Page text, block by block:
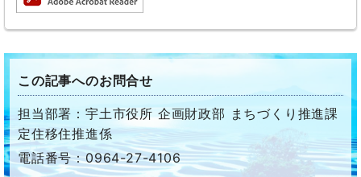
この記事へのお問合せ
担当部署：宇土市役所 企画財政部 まちづくり推進課
定住移住推進係
電話番号：0964-27-4106